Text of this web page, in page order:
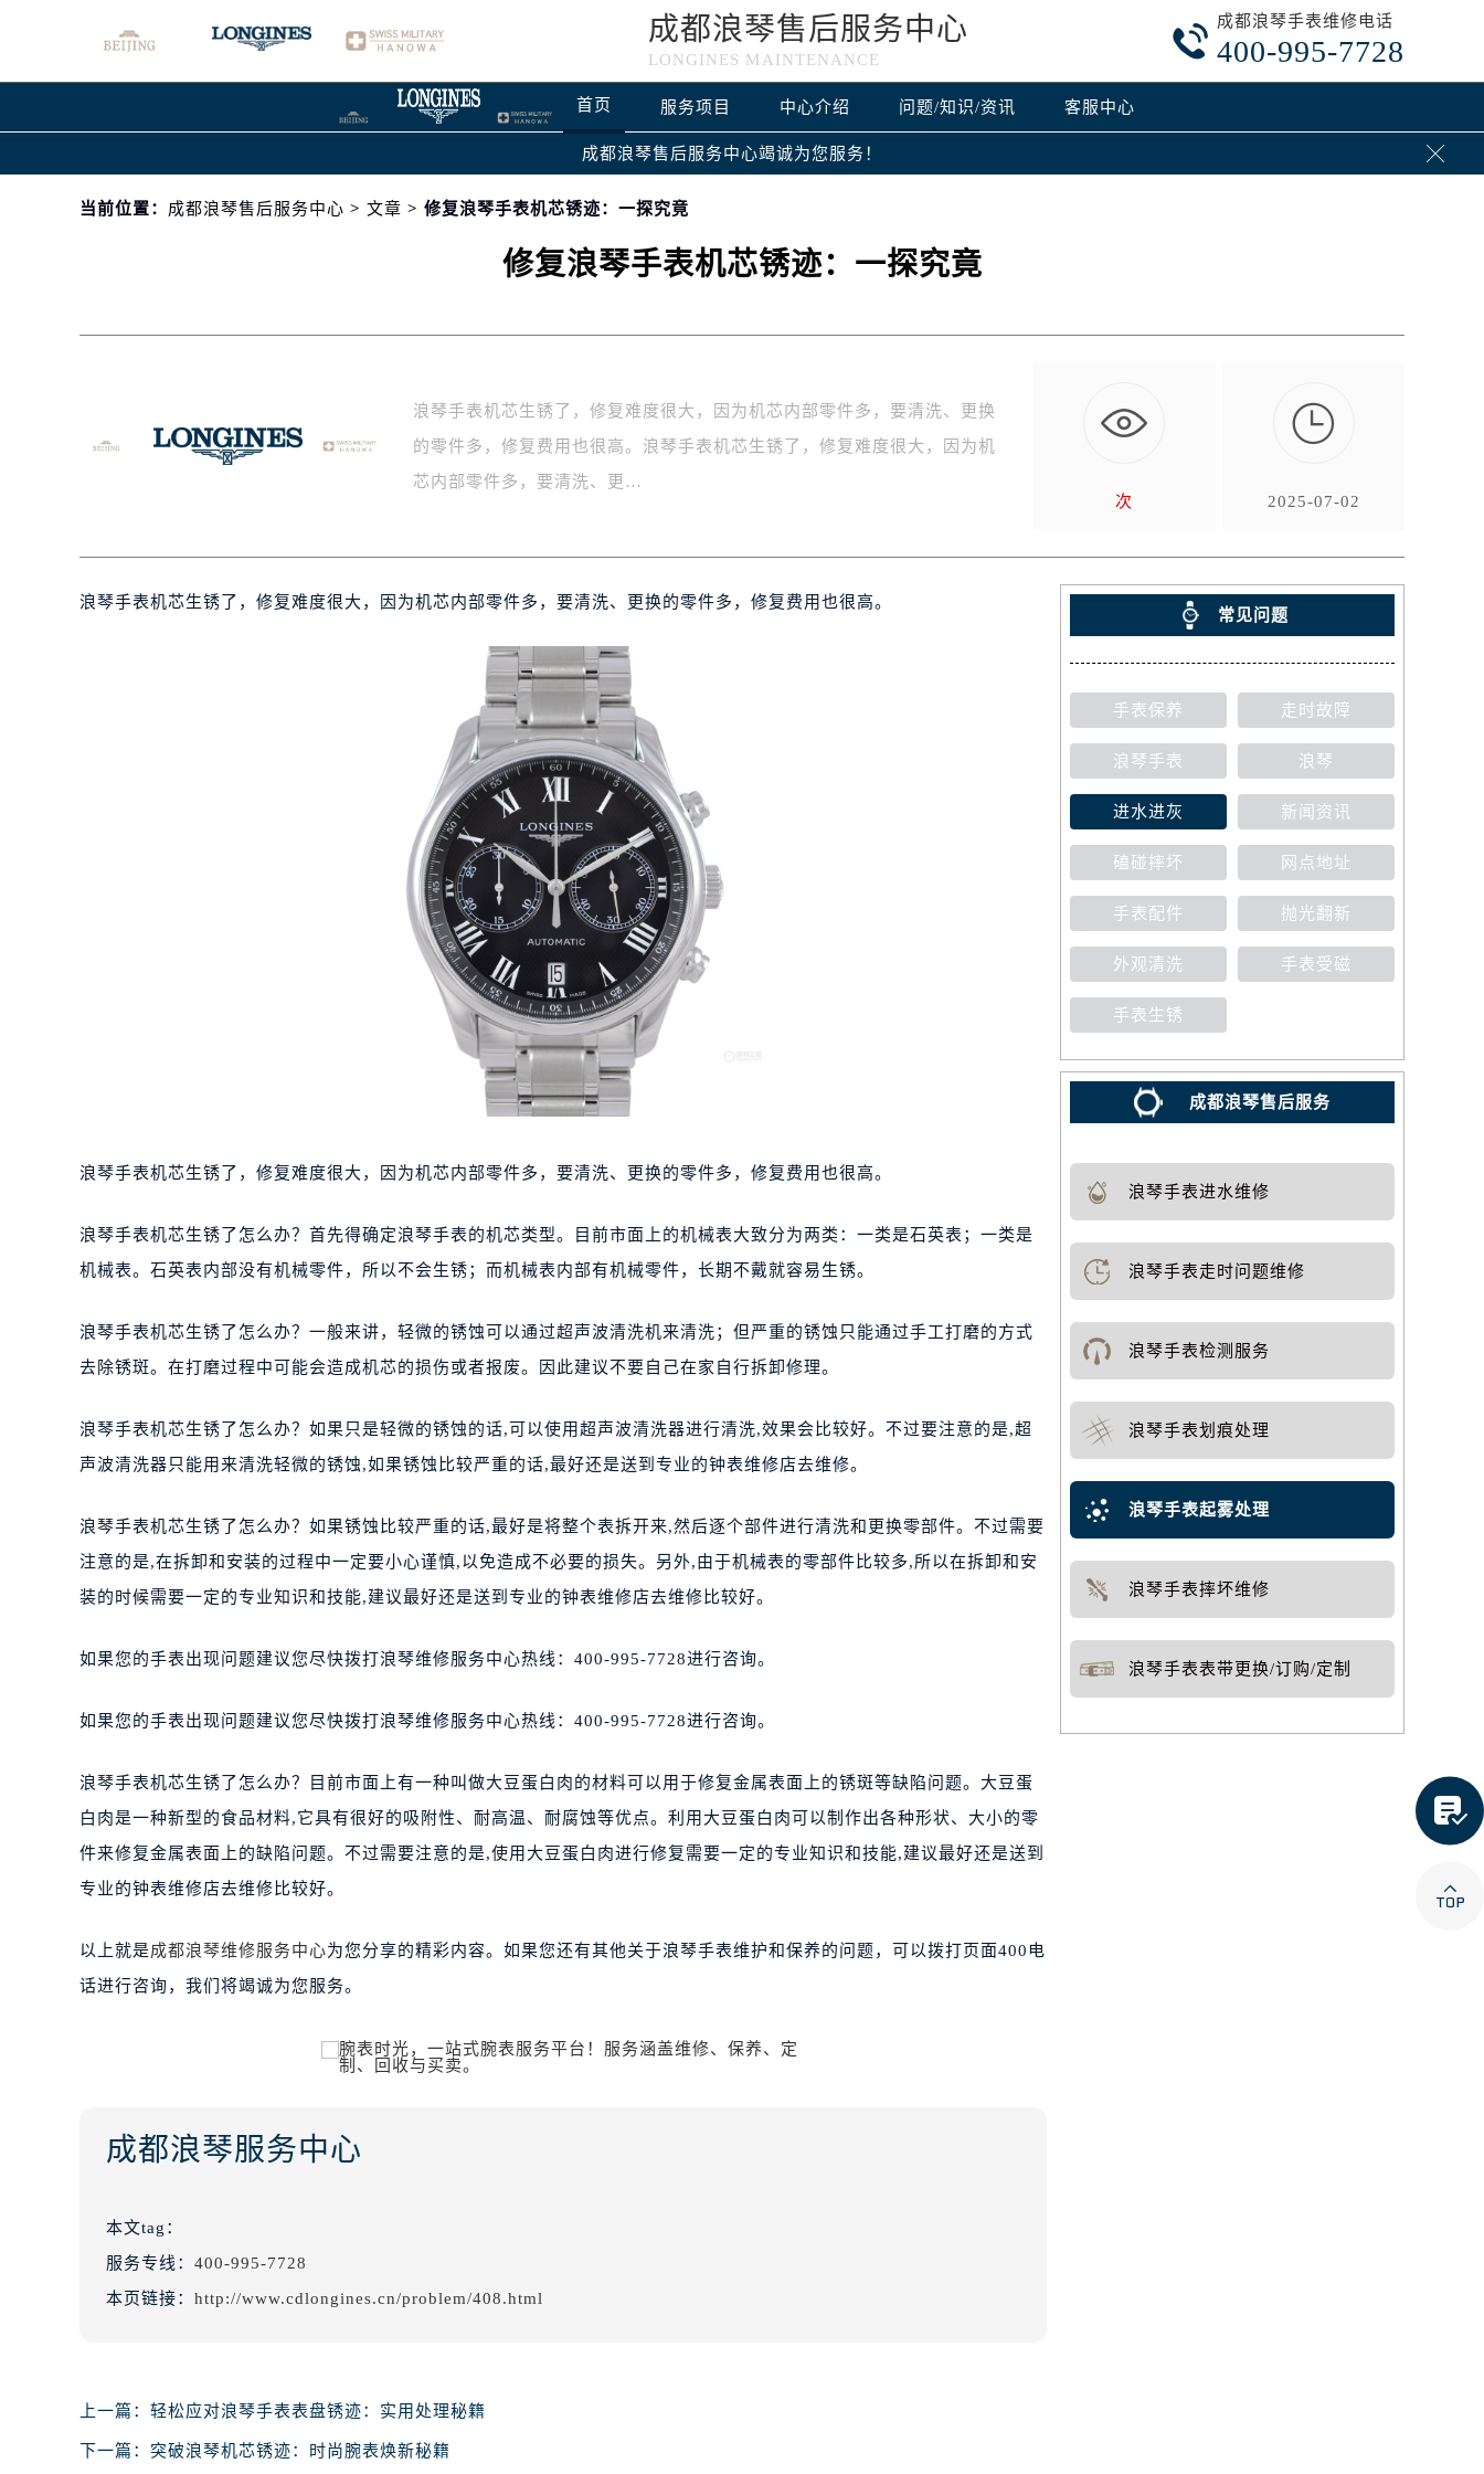
成都浪琴售后服务中心
LONGINES MAINTENANCE

成都浪琴手表维修电话
400-995-7728
首页 服务项目 中心介绍 问题/知识/资讯 客服中心
成都浪琴售后服务中心竭诚为您服务！ 
当前位置： 成都浪琴售后服务中心 > 文章 > 修复浪琴手表机芯锈迹：一探究竟
修复浪琴手表机芯锈迹：一探究竟
浪琴手表机芯生锈了，修复难度很大，因为机芯内部零件多，要清洗、更换
的零件多，修复费用也很高。浪琴手表机芯生锈了，修复难度很大，因为机
芯内部零件多，要清洗、更…
次

2025-07-02
浪琴手表机芯生锈了，修复难度很大，因为机芯内部零件多，要清洗、更换的零件多，修复费用也很高。
浪琴手表机芯生锈了，修复难度很大，因为机芯内部零件多，要清洗、更换的零件多，修复费用也很高。
浪琴手表机芯生锈了怎么办？首先得确定浪琴手表的机芯类型。目前市面上的机械表大致分为两类：一类是石英表；一类是
机械表。石英表内部没有机械零件，所以不会生锈；而机械表内部有机械零件，长期不戴就容易生锈。
浪琴手表机芯生锈了怎么办？一般来讲，轻微的锈蚀可以通过超声波清洗机来清洗；但严重的锈蚀只能通过手工打磨的方式
去除锈斑。在打磨过程中可能会造成机芯的损伤或者报废。因此建议不要自己在家自行拆卸修理。
浪琴手表机芯生锈了怎么办？如果只是轻微的锈蚀的话,可以使用超声波清洗器进行清洗,效果会比较好。不过要注意的是,超
声波清洗器只能用来清洗轻微的锈蚀,如果锈蚀比较严重的话,最好还是送到专业的钟表维修店去维修。
浪琴手表机芯生锈了怎么办？如果锈蚀比较严重的话,最好是将整个表拆开来,然后逐个部件进行清洗和更换零部件。不过需要
注意的是,在拆卸和安装的过程中一定要小心谨慎,以免造成不必要的损失。另外,由于机械表的零部件比较多,所以在拆卸和安
装的时候需要一定的专业知识和技能,建议最好还是送到专业的钟表维修店去维修比较好。
如果您的手表出现问题建议您尽快拨打浪琴维修服务中心热线：400-995-7728进行咨询。
如果您的手表出现问题建议您尽快拨打浪琴维修服务中心热线：400-995-7728进行咨询。
浪琴手表机芯生锈了怎么办？目前市面上有一种叫做大豆蛋白肉的材料可以用于修复金属表面上的锈斑等缺陷问题。大豆蛋
白肉是一种新型的食品材料,它具有很好的吸附性、耐高温、耐腐蚀等优点。利用大豆蛋白肉可以制作出各种形状、大小的零
件来修复金属表面上的缺陷问题。不过需要注意的是,使用大豆蛋白肉进行修复需要一定的专业知识和技能,建议最好还是送到
专业的钟表维修店去维修比较好。
以上就是成都浪琴维修服务中心为您分享的精彩内容。如果您还有其他关于浪琴手表维护和保养的问题，可以拨打页面400电
话进行咨询，我们将竭诚为您服务。
成都浪琴服务中心
本文tag：
服务专线： 400-995-7728
本页链接： http://www.cdlongines.cn/problem/408.html
上一篇： 轻松应对浪琴手表表盘锈迹：实用处理秘籍
下一篇： 突破浪琴机芯锈迹：时尚腕表焕新秘籍
常见问题
手表保养 走时故障
浪琴手表 浪琴
进水进灰 新闻资讯
磕碰摔坏 网点地址
手表配件 抛光翻新
外观清洗 手表受磁
手表生锈
成都浪琴售后服务
浪琴手表进水维修
浪琴手表走时问题维修
浪琴手表检测服务
浪琴手表划痕处理
浪琴手表起雾处理
浪琴手表摔坏维修
浪琴手表表带更换/订购/定制

